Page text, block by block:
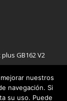
nuestros
navegación. Si
su uso. Puede
GB162 V2